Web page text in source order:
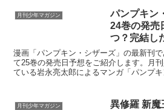
月刊少年マガジン
パンプキン
24巻の発売
つ？完結し
漫画「パンプキン・シザーズ」の最新刊
て25巻の発売日予想をご紹介します。月
ている岩永亮太郎によるマンガ「パンプキ
発売日はこちら！漫画「パンプキン・シ
月刊少年マガジン
異修羅 新魔